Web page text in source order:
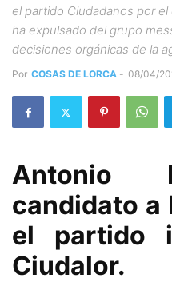
el partido Ciudadanos por
ha expulsado del grupo
decisiones orgánicas de la
Por COSAS DE LORCA - 08/04/
Antonio
candidato a
el partido
Ciudalor.